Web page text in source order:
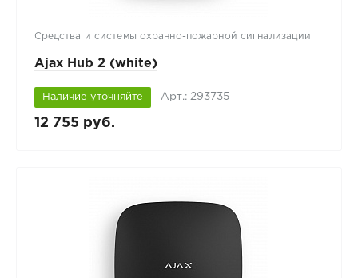
Средства и системы охранно-пожарной сигнализации
Ajax Hub 2 (white)
Наличие уточняйте Арт.: 293735
12 755 руб.